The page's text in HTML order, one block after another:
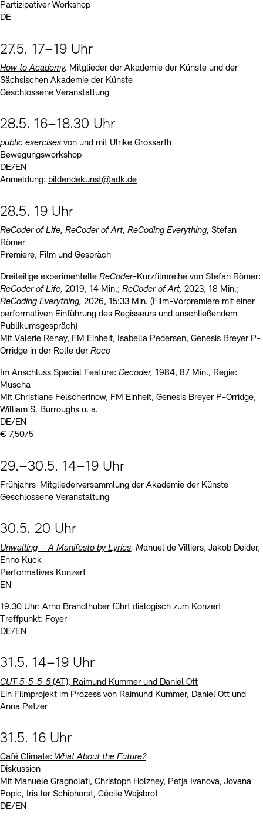
Partizipativer Workshop
DE
27.5. 17–19 Uhr
How to Academy, Mitglieder der Akademie der Künste und der
Sächsischen Akademie der Künste
Geschlossene Veranstaltung
28.5. 16–18.30 Uhr
public exercises von und mit Ulrike Grossarth
Bewegungsworkshop
DE/EN
Anmeldung: bildendekunst@adk.de
28.5. 19 Uhr
ReCoder of Life, ReCoder of Art, ReCoding Everything, Stefan
Römer
Premiere, Film und Gespräch
Dreiteilige experimentelle ReCoder-Kurzfilmreihe von Stefan Römer:
ReCoder of Life, 2019, 14 Min.; ReCoder of Art, 2023, 18 Min.;
ReCoding Everything, 2026, 15:33 Min. (Film-Vorpremiere mit einer
performativen Einführung des Regisseurs und anschließendem
Publikumsgespräch)
Mit Valerie Renay, FM Einheit, Isabella Pedersen, Genesis Breyer P-
Orridge in der Rolle der Reco
Im Anschluss Special Feature: Decoder, 1984, 87 Min., Regie:
Muscha
Mit Christiane Felscherinow, FM Einheit, Genesis Breyer P-Orridge,
William S. Burroughs u. a.
DE/EN
€ 7,50/5
29.–30.5. 14–19 Uhr
Frühjahrs-Mitgliederversammlung der Akademie der Künste
Geschlossene Veranstaltung
30.5. 20 Uhr
Unwalling – A Manifesto by Lyrics, Manuel de Villiers, Jakob Deider,
Enno Kuck
Performatives Konzert
EN
19.30 Uhr: Arno Brandlhuber führt dialogisch zum Konzert
Treffpunkt: Foyer
DE/EN
31.5. 14–19 Uhr
CUT 5-5-5-5(AT), Raimund Kummer und Daniel Ott
Ein Filmprojekt im Prozess von Raimund Kummer, Daniel Ott und
Anna Petzer
31.5. 16 Uhr
Café Climate: What About the Future?
Diskussion
Mit Manuele Gragnolati, Christoph Holzhey, Petja Ivanova, Jovana
Popic, Iris ter Schiphorst, Cécile Wajsbrot
DE/EN